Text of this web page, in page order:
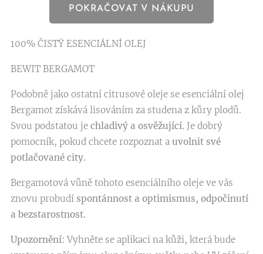
POKRAČOVAT V NÁKUPU
100% ČISTÝ ESENCIÁLNÍ OLEJ
BEWIT BERGAMOT
Podobně jako ostatní citrusové oleje se esenciální olej
Bergamot získává lisováním za studena z kůry plodů.
Svou podstatou je chladivý a osvěžující. Je dobrý
pomocník, pokud chcete rozpoznat a uvolnit své
potlačované city.
Bergamotová vůně tohoto esenciálního oleje ve vás
znovu probudí spontánnost a optimismus, odpočinutí
a bezstarostnost.
Upozornění: Vyhněte se aplikaci na kůži, která bude